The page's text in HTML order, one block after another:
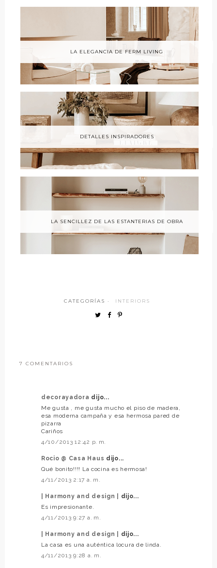
LA ELEGANCIA DE FERM LIVING
DETALLES INSPIRADORES
LA SENCILLEZ DE LAS ESTANTERIAS DE OBRA
CATEGORÍAS · INTERIORS
7 COMENTARIOS
decorayadora dijo...
Me gusta , me gusta mucho el piso de madera,
esa moderna campaña y esa hermosa pared de
pizarra
Cariños
4/10/2013 12:42 p. m.
Rocio @ Casa Haus dijo...
Qué bonito!!!! La cocina es hermosa!
4/11/2013 2:17 a. m.
| Harmony and design |
dijo...
Es impresionante.
4/11/2013 9:27 a. m.
| Harmony and design |
dijo...
La casa es una auténtica locura de linda.
4/11/2013 9:28 a. m.